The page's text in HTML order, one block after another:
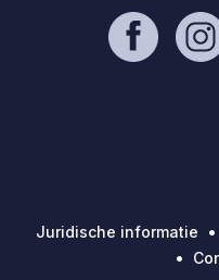
Juridische informatie